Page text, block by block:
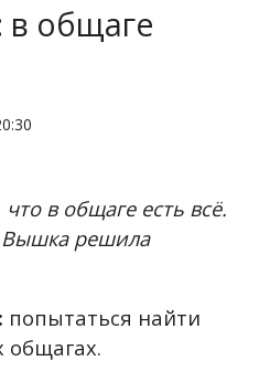
в общаге
в общаге есть всё.
Вышка решила
попытаться найти